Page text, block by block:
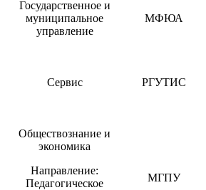
Государственное и
муниципальное
управление
МФЮА
Сервис РГУТИС
Обществознание и
экономика
Направление:
Педагогическое
МГПУ